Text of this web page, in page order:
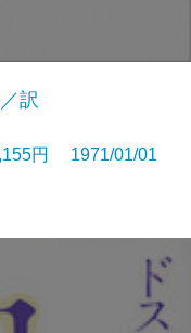
訳
円 1971/01/01